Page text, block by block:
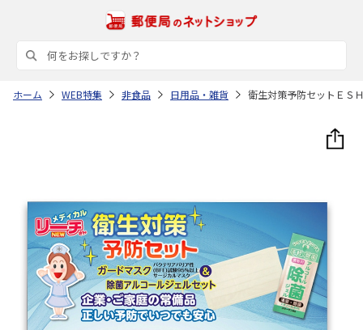
ホーム WEB特集 非食品 日用品・雑貨 衛生対策予防セットＥ